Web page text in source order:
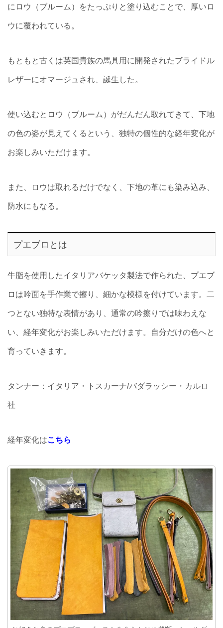
にロウ（ブルーム）をたっぷりと塗り込むことで、厚いロ
ウに覆われている。
もともと古くは英国貴族の馬具用に開発されたブライドル
レザーにオマージュされ、誕生した。
使い込むとロウ（ブルーム）がだんだん取れてきて、下地
の色の姿が見えてくるという、独特の個性的な経年変化が
お楽しみいただけます。
また、ロウは取れるだけでなく、下地の革にも染み込み、
防水にもなる。
プエブロとは
牛脂を使用したイタリアバケッタ製法で作られた、プエブ
ロは吟面を手作業で擦り、細かな模様を付けています。二
つとない独特な表情があり、通常の吟擦りでは味わえな
い、経年変化がお楽しみいただけます。自分だけの色へと
育っていきます。
タンナー：イタリア・トスカーナ/バダラッシー・カルロ
社
経年変化はこちら